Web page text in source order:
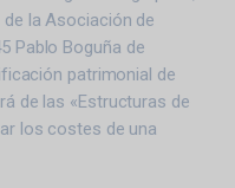
la Asociación de
Pablo Boguña de
patrimonial de
de las «Estructuras de
los costes de una